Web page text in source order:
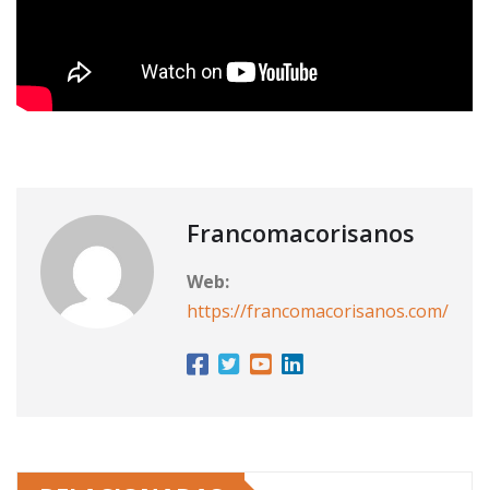
Francomacorisanos
Web:
https://francomacorisanos.com/